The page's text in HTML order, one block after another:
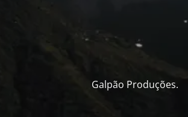
Galpão Produções.